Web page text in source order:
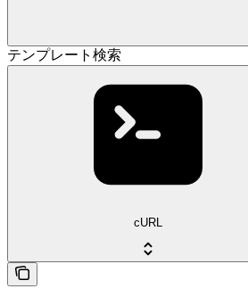
テンプレート検索
cURL